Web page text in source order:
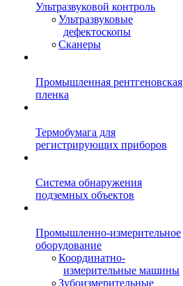
Ультразвуковой контроль
Ультразвуковые
дефектоскопы
Сканеры
Промышленная рентгеновская
пленка
Термобумага для
регистрирующих приборов
Система обнаружения
подземных объектов
Промышленно-измерительное
оборудование
Координатно-
измерительные машины
Зубоизмерительные